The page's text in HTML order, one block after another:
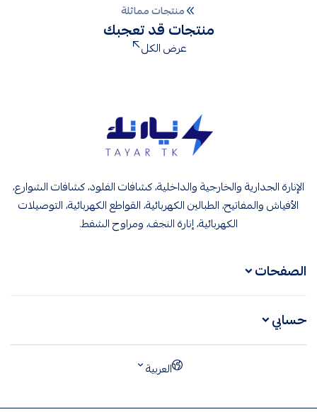
منتجات مماثلة
منتجات قد تعجبك
عرض الكل
الإنارة الجدارية والخارجية والداخلية، كشافات الفلود، كشافات الشوارع،
الأفياش والمفاتيح، الطبالين الكهربائية، القواطع الكهربائية، التوصيلات
الكهربائية، إنارة النجف، ومراوح الشفط.
الصفحات
حسابي
العربية